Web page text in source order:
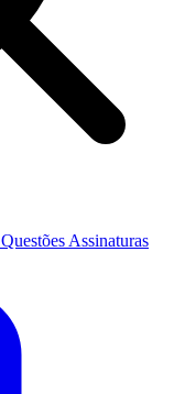
Questões Assinaturas